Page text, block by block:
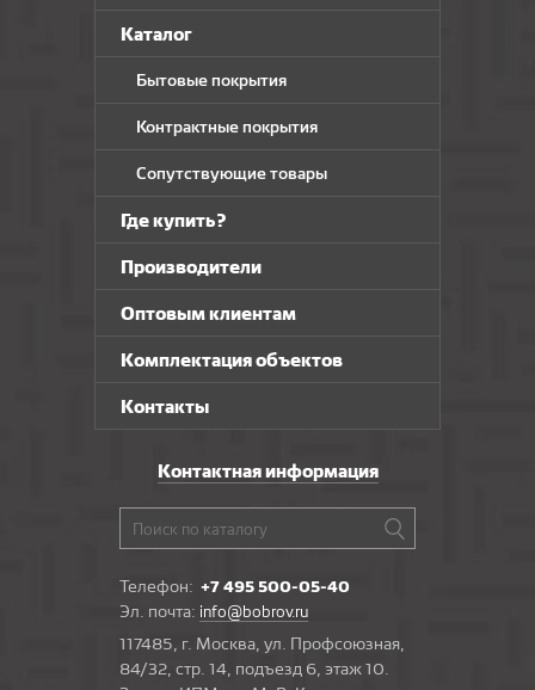
Каталог
Бытовые покрытия
Контрактные покрытия
Сопутствующие товары
Где купить?
Производители
Оптовым клиентам
Комплектация объектов
Контакты
Контактная информация
Телефон: +7 495 500-05-40
Эл. почта: info@bobrov.ru
117485, г. Москва, ул. Профсоюзная,
84/32, стр. 14, подъезд 6, этаж 10.